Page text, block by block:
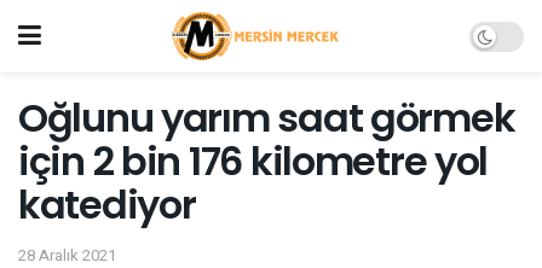
Oğlunu yarım saat görmek
için 2 bin 176 kilometre yol
katediyor
28 Aralık 2021